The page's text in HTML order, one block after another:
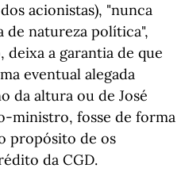
acionistas), "nunca
de natureza política",
deixa a garantia de que
eventual alegada
da altura ou de José
ministro, fosse de forma
propósito de os
da CGD.